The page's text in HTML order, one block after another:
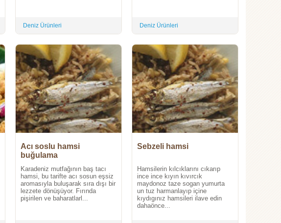
Deniz Ürünleri Deniz Ürünleri
Acı soslu hamsi
buğulama
Karadeniz mutfağının baş tacı
hamsi, bu tarifte acı sosun eşsiz
aromasıyla buluşarak sıra dışı bir
lezzete dönüşüyor. Fırında
pişirilen ve baharatlarl...
Sebzeli hamsi
Hamsilerin kılcıklarını cıkarıp
ince ince kıyın kıvırcık
maydonoz taze sogan yumurta
un tuz harmanlayıp içine
kıydıgınız hamsileri ilave edin
dahaönce...